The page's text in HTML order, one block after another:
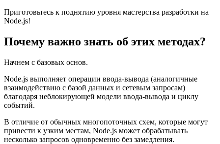
Приготовьтесь к поднятию уровня мастерства разработки на
Node.js!
Почему важно знать об этих методах?
Начнем с базовых основ.
Node.js выполняет операции ввода-вывода (аналогичные
взаимодействию с базой данных и сетевым запросам)
благодаря неблокирующей модели ввода-вывода и циклу
событий.
В отличие от обычных многопоточных схем, которые могут
привести к узким местам, Node.js может обрабатывать
несколько запросов одновременно без замедления.